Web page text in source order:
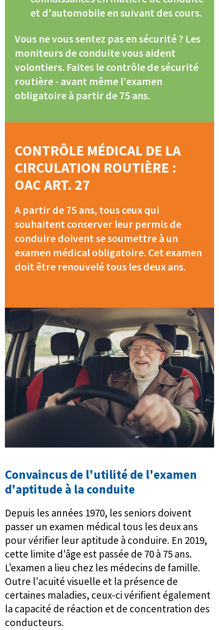
et d'automobile en suivant des cours.
Vous ne vous sentez pas en sécurité ? Les
moniteurs de conduite vous aident
volontiers. Faites le contrôle de sécurité
routière - avant même l'examen
obligatoire à partir de 75 ans.
CONTRÔLE MÉDICAL DE LA
CIRCULATION ROUTIÈRE :
OAC ART. 27
A partir de 75 ans, tous ceux qui
souhaitent conserver leur permis de
conduire doivent se soumettre à un
examen médical obligatoire. Cet examen
doit être renouvelé tous les deux ans.
Convaincus de l'utilité de l'examen
d'aptitude à la conduite
Depuis les années 1970, les seniors doivent
passer un examen médical tous les deux ans
pour vérifier leur aptitude à conduire. En 2019,
cette limite d'âge est passée de 70 à 75 ans.
L'examen a lieu chez les médecins de famille.
Outre l'acuité visuelle et la présence de
certaines maladies, ceux-ci vérifient également
la capacité de réaction et de concentration des
conducteurs.